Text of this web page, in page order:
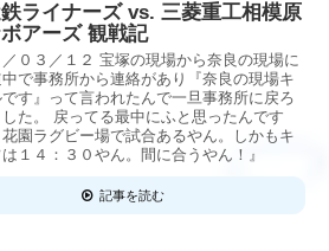
ライナーズ vs. 三菱重工相模原
アーズ 観戦記
／０３／１２ 宝塚の現場から奈良の現場に
で事務所から連絡があり『奈良の現場キ
です』って言われたんで一旦事務所に戻ろ
した。 戻ってる最中にふと思ったんです
花園ラグビー場で試合あるやん。しかもキ
１４：３０やん。間に合うやん！』
記事を読む